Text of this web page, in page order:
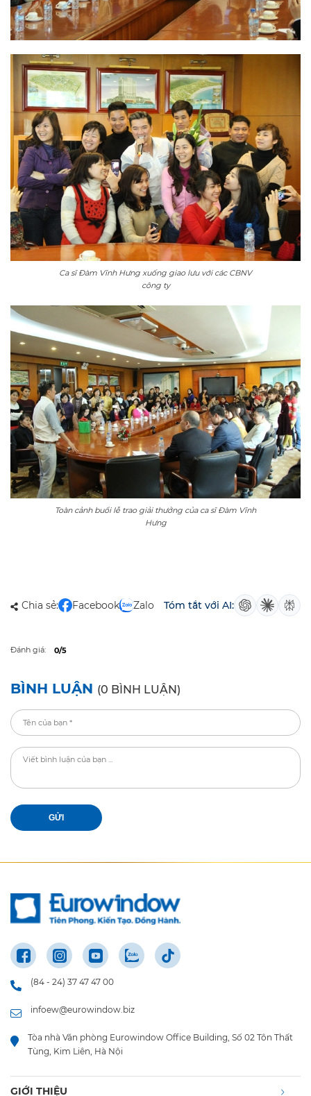
Ca sĩ Đàm Vĩnh Hưng xuống giao lưu với các CBNV
công ty
Toàn cảnh buổi lễ trao giải thưởng của ca sĩ Đàm Vĩnh
Hưng
Chia sẻ: Facebook Zalo Tóm tắt với AI:
Đánh giá: 0/5
BÌNH LUẬN (0 BÌNH LUẬN)
GỬI
(84 - 24) 37 47 47 00
infoew@eurowindow.biz
Tòa nhà Văn phòng Eurowindow Office Building, Số 02 Tôn Thất
Tùng, Kim Liên, Hà Nội
GIỚI THIỆU